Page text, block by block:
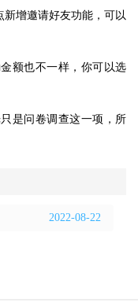
新增邀请好友功能，可以
额也不一样，你可以选
是问卷调查这一项，所
2022-08-22